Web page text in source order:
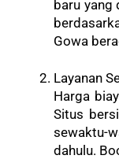
baru yang
Gowa
Layanan
Harga
Situs
sewaktu-
dahulu.